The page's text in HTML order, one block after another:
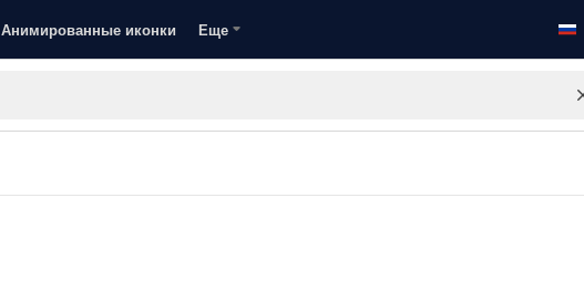
Анимированные иконки Еще